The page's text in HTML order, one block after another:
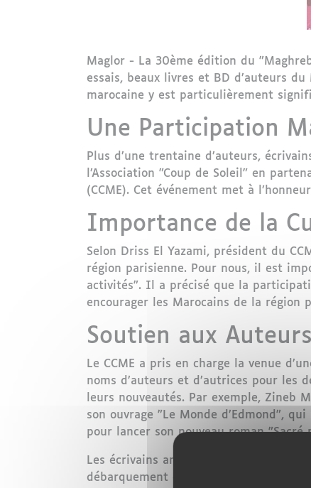
Maglor - La 30ème édition du
essais, beaux livres et BD d’auteurs
marocaine y est particulièrement
Une Participation
Plus d’une trentaine d’auteurs,
l’Association "Coup de Soleil" en
(CCME). Cet événement met à
Importance de la
Selon Driss El Yazami, président du
région parisienne. Pour nous, il est
activités". Il a précisé que la
encourager les Marocains de la
Soutien aux
Le CCME a pris en charge la venue
noms d’auteurs et d’autrices pour les
leurs nouveautés. Par exemple, Zineb
son ouvrage "Le Monde d’Edmond",
pour lancer son nouveau roman "Sacré
Les écrivains animent des débats sur
débarquement de l’Armée d’Afrique